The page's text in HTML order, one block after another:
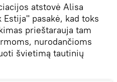
atstovė Alisa
pasakė, kad toks
prieštarauja tam
nurodančioms
švietimą tautinių